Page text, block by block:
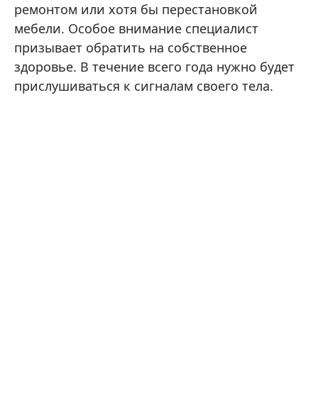
ремонтом или хотя бы перестановкой
мебели. Особое внимание специалист
призывает обратить на собственное
здоровье. В течение всего года нужно будет
прислушиваться к сигналам своего тела.